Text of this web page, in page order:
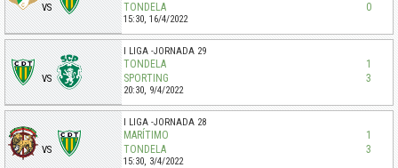
VS
TONDELA
0
15:30, 16/4/2022
VS
I LIGA JORNADA 29
TONDELA
1
SPORTING
3
20:30, 9/4/2022
VS
I LIGA JORNADA 28
MARÍTIMO
1
TONDELA
3
15:30, 3/4/2022